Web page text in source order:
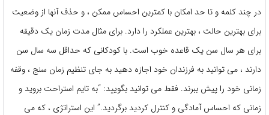
در چند کلمه و تا حد امکان با کمترین احساس ممکن ، و حذف آنها از وضعیت
برای بهترین حالت ، بهترین عملکرد را دارد. برای مثال مدت زمان یک دقیقه
برای هر سال سن یک قاعده خوب است. با کودکانی که حداقل سه سال سن
دارند ، می توانید به فرزندان خود اجازه دهید به جای تنظیم زمان سنج ، وقفه
زمانی خود را پیش ببرند. فقط می توانید بگویید: “به تایم استراحت بروید و
زمانی که احساس آمادگی و کنترل کردید برگردید.” این استراتژی ، که می